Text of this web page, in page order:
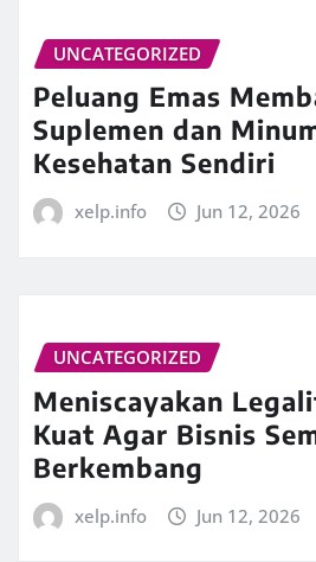
UNCATEGORIZED
Peluang Emas
Suplemen dan
Kesehatan Sendiri
xelp.info Jun 12, 2026
UNCATEGORIZED
Meniscayakan
Kuat Agar Bisnis
Berkembang
xelp.info Jun 12, 2026